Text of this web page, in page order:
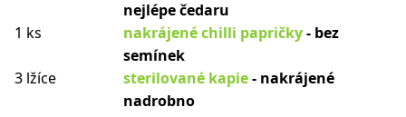
nejlépe čedaru
1 ks
nakrájené chilli papričky- bez
semínek
3 lžíce
sterilované kapie- nakrájené
nadrobno